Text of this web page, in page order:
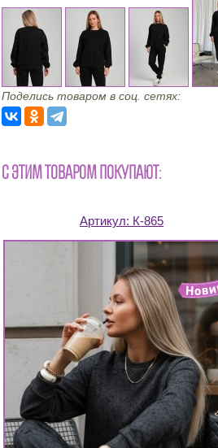
Поделись товаром в соц. сетях:
С ЭТИМ ТОВАРОМ ПОКУПАЮТ:
Артикул: К-865